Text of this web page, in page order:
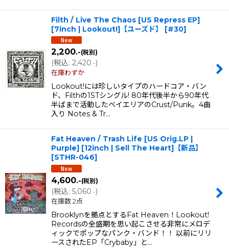
Filth / Live The Chaos [US Repress EP]
[7inch | Lookout!]【ユーズド】
[#30]
2,200.-(税別)
(税込: 2,420.-)
在庫わずか
Lookout!には珍しいタイプのハードコア・バン
ド、Filthの1STシングル! 80年代後半から90年代
半ばまで活動したベイエリアのCrust/Punk。4曲
入り Notes & Tr…
Fat Heaven / Trash Life [US Orig.LP |
Purple] [12inch | Sell The Heart]【新品】
[STHR-046]
4,600.-(税別)
(税込: 5,060.-)
在庫数 2点
Brooklynを拠点とするFat Heaven！Lookout!
Recordsの全盛期を思い起こさせる非常にメロデ
ィックでポップなパンク・バンド！！ 以前にリリ
ースされたEP「Crybaby」と…